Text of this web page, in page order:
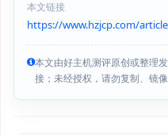
本文链接
https://www.hzjcp.com/
本文由好主机测评原创或整理
接；未经授权，请勿复制、镜像